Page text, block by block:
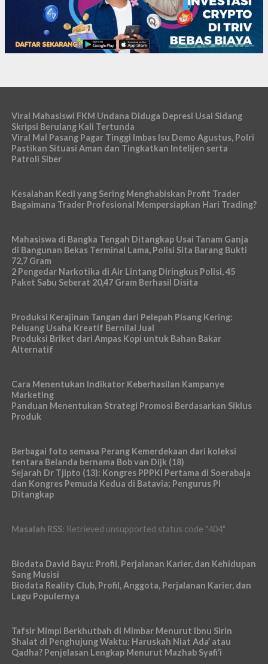
Viral Mahasiswi FKM Undana Diduga Depresi Usai Sidang
Skripsi Berulang Kali Tertunda
Viral Mal Pasang Pagar Tinggi Imbas Isu Demo Agustus, Polri
Pastikan Situasi Aman dan Tingkatkan Intelijen serta
Patroli Siber
Kesalahan Kecil yang Sering Menghabiskan Profit Trader
Bagaimana Trader Profesional Mempersiapkan Hari Trading?
Mahasiswa di Bangka Tengah Ditangkap Usai Tanam Ganja
di Bangunan Bekas Terminal Lama, Polisi Sita Barang Bukti
72,7 Gram
2 Pengedar Narkotika di Air Lintang Diringkus Polisi, 45
Paket Sabu Seberat 20,47 Gram Berhasil Disita
Produksi Kerajinan Tangan dari Pelepah Pisang Kering:
Peluang Usaha Kreatif Bernilai Jual
Produksi Briket dari Ampas Kopi untuk Bahan Bakar
Alternatif
Cara Menentukan Indikator Keberhasilan Kampanye
Marketing
Panduan Menentukan Strategi Promosi Berdasarkan Siklus
Produk
Berbagai foto semasa Perang Kemerdekaan dari koleksi
tentara Belanda bernama Bob van Dijk (18)
Sejarah Dr Tjipto (13): Kongres PPPKI Pertama di Soerabaja
dan Kongres Pemuda Kedua di Batavia; Pengurus PI
Ditangkap
Masalah RSS: Retrieved unsupported status code "404"
Biodata David Bayu: Profil, Perjalanan Karier, dan Kehidupan
Sang Musisi
Biodata Reality Club, Profil, Anggota, Perjalanan Karier, dan
Lagu Populernya
Tafsir Mimpi Berkhutbah di Mimbar Menurut Ibnu Sirin
Shalat di Penghujung Waktu: Haruskah Niat Ada’ atau
Qadha? Penjelasan Lengkap Menurut Mazhab Syafi’i